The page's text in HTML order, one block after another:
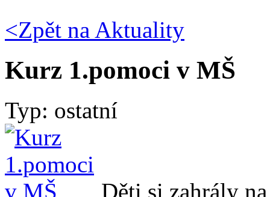
<Zpět na Aktuality
Kurz 1.pomoci v MŠ
Typ: ostatní
Děti si zahrály